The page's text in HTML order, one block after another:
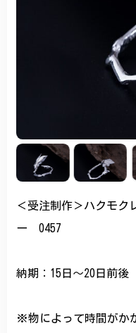
＜受注制作＞ハクモ
ー 0457
納期：15日～20日前後
※物によって時間がか